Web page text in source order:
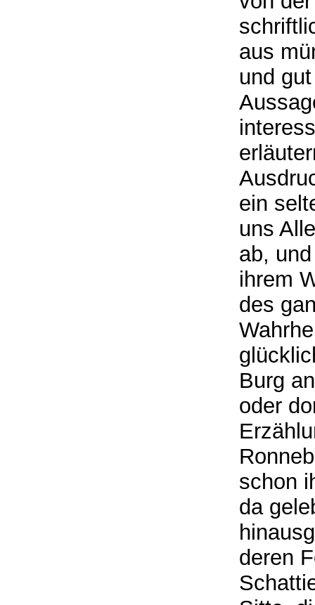
aus
und
ein
uns
ab,
ihrem
des
Burg
oder
schon
da
deren